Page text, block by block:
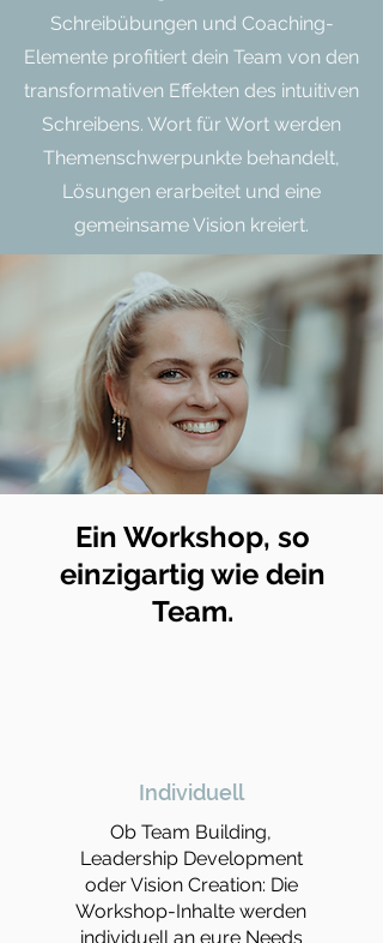
Schreibübungen und Coaching-
Elemente profitiert dein Team von den
transformativen Effekten des intuitiven
Schreibens. Wort für Wort werden
Themenschwerpunkte behandelt,
Lösungen erarbeitet und eine
gemeinsame Vision kreiert.
Ein Workshop, so
einzigartig wie dein
Team.
Individuell
Ob Team Building,
Leadership Development
oder Vision Creation: Die
Workshop-Inhalte werden
individuell an eure Needs